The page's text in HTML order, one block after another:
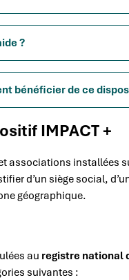
?
bénéficier de ce
IMPACT +
associations installées
d’un siège social,
géographique.
au registre national
suivantes :